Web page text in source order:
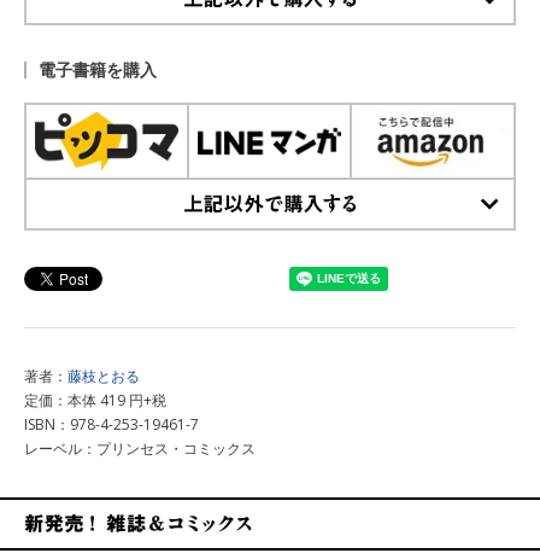
電子書籍を購入
著者： 藤枝とおる
定価：本体 419 円+税
ISBN：978-4-253-19461-7
レーベル：プリンセス・コミックス